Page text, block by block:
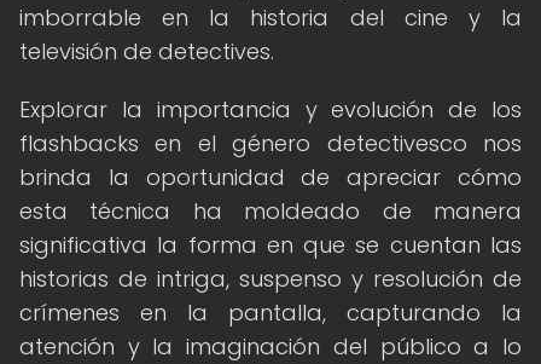
imborrable en la historia del cine y la
televisión de detectives.
Explorar la importancia y evolución de los
flashbacks en el género detectivesco nos
brinda la oportunidad de apreciar cómo
esta técnica ha moldeado de manera
significativa la forma en que se cuentan las
historias de intriga, suspenso y resolución de
crímenes en la pantalla, capturando la
atención y la imaginación del público a lo